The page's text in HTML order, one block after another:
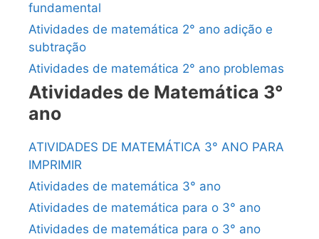
fundamental
Atividades de matemática 2° ano adição e
subtração
Atividades de matemática 2° ano problemas
Atividades de Matemática 3°
ano
ATIVIDADES DE MATEMÁTICA 3° ANO PARA
IMPRIMIR
Atividades de matemática 3° ano
Atividades de matemática para o 3° ano
Atividades de matemática para o 3° ano